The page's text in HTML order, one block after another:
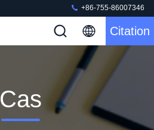
+86-755-86007346
Citation
Cas